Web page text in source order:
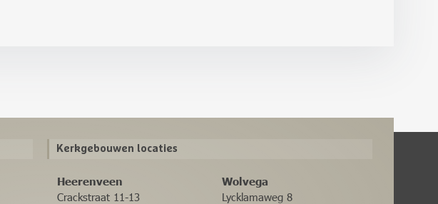
Kerkgebouwen locaties
Heerenveen
Crackstraat 11-13
Wolvega
Lycklamaweg 8